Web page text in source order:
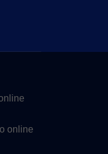
online